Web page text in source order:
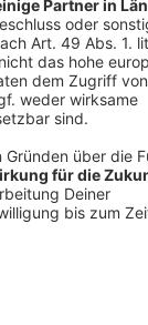
etwas
oder in
bestäuben.
bei
langsam